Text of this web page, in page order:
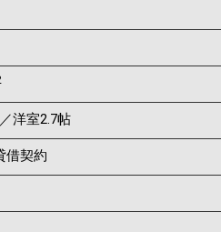
洋室2.7帖
借契約